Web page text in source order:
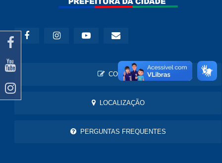
CONTATO
LOCALIZAÇÃO
PERGUNTAS FREQUENTES